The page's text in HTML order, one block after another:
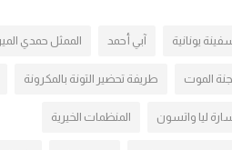
يونانية آبي أحمد الممثل حمدي
الموت طريفة تحضير التونة بالمكرونة
ليا واتسون المنظمات الخيرية